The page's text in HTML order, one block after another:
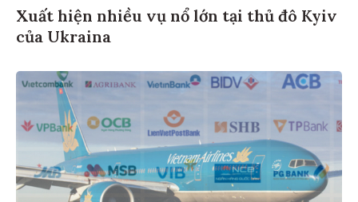
Xuất hiện nhiều vụ nổ lớn tại thủ đô Kyiv
của Ukraina